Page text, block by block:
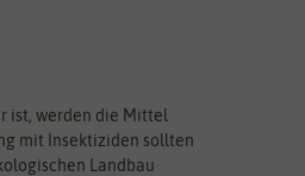
ist, werden die Mittel
mit Insektiziden sollten
Landbau